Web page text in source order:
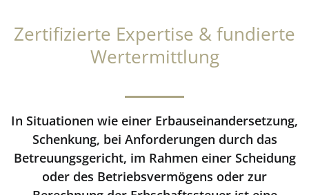
Zertifizierte Expertise & fundierte
Wertermittlung
In Situationen wie einer Erbauseinandersetzung,
Schenkung, bei Anforderungen durch das
Betreuungsgericht, im Rahmen einer Scheidung
oder des Betriebsvermögens oder zur